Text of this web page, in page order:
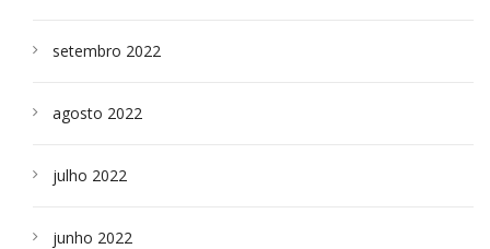
setembro 2022
agosto 2022
julho 2022
junho 2022